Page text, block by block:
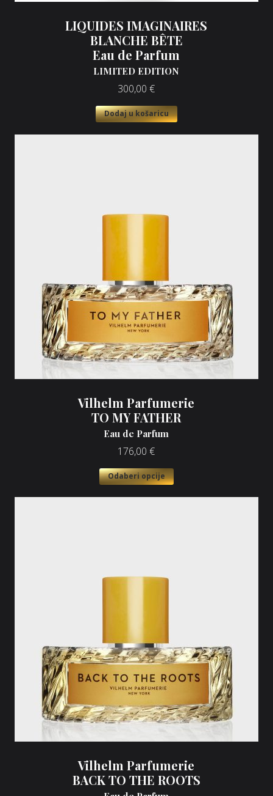
LIQUIDES IMAGINAIRES
BLANCHE BÊTE
Eau de Parfum
LIMITED EDITION
300,00 €
Dodaj u košaricu
Vilhelm Parfumerie
TO MY FATHER
Eau de Parfum
176,00 €
Odaberi opcije
Vilhelm Parfumerie
BACK TO THE ROOTS